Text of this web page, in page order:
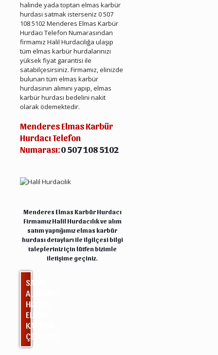
halinde yada toptan elmas karbür
hurdası satmak isterseniz 0 507
108 5102 Menderes Elmas Karbür
Hurdacı Telefon Numarasından
firmamız Halil Hurdacılığa ulaşıp
tüm elmas karbür hurdalarınızı
yüksek fiyat garantisi ile
satabilçesirsiniz. Firmamız, elinizde
bulunan tüm elmas karbür
hurdasının alımını yapıp, elmas
karbür hurdası bedelini nakit
olarak ödemektedir.
Menderes Elmas Karbür
Hurdacı Telefon
Numarası:0 507 108 5102
Menderes Elmas Karbür Hurdacı
Firmamız Halil Hurdacılıkve alım
satım yaptığımız elmas karbür
hurdası detayları ile ilgilçesi bilgi
talepleriniz için lütfen bizimle
iletişime geçiniz.
SATIN
ALDIĞIMIZ
HURDA
ELMAS
KARBÜR
ÇEŞİTLERİ